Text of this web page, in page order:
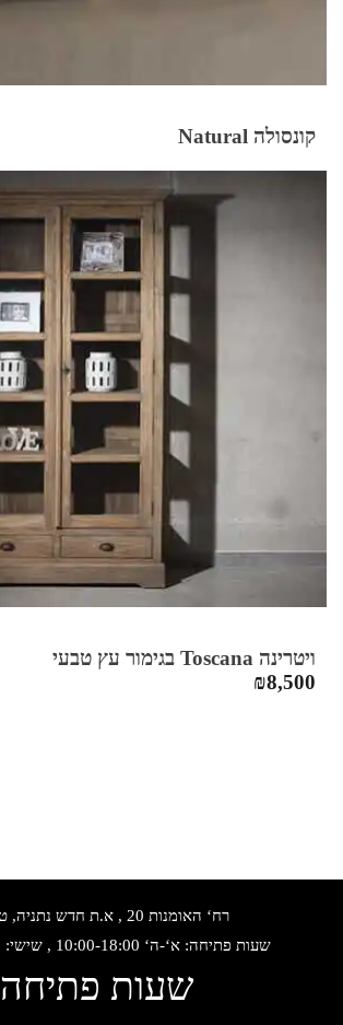
קונסולה Natural
ויטרינה Toscana בגימור עץ טבעי
₪8,500
רח‘ האומנות 20 , א.ת חדש נתניה, טלפון:
שעות פתיחה: א‘-ה‘ 10:00-18:00 , שישי: 9:00-14:00
שעות פתיחה